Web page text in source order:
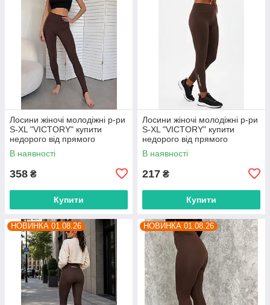
Лосини жіночі молодіжні р-ри
S-XL "VICTORY" купити
недорого від прямого
постачальника
В наявності
358 ₴
Купити
Лосини жіночі молодіжні р-ри
S-XL "VICTORY" купити
недорого від прямого
постачальника
В наявності
217 ₴
Купити
НОВИНКА 01.08.26 НОВИНКА 01.08.26